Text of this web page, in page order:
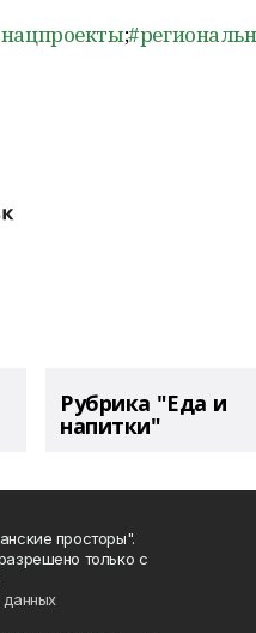
;
Рубрика "Еда и
напитки"
просторы".
только с